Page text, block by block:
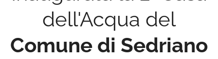
dell'Acqua del
Comune di Sedriano